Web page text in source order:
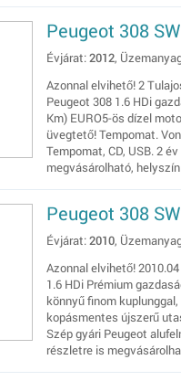
Peugeot 308
Évjárat:2012,
Azonnal elvihető! 2
Peugeot 308 1.6 HDi
Km) EURO5-ös dízel
üvegtető! Tempomat.
Tempomat, CD, USB. 2
megvásárolható,
Peugeot 308
Évjárat:2010,
Azonnal elvihető!
1.6 HDi Prémium
könnyű finom
kopásmentes újszerű
Szép gyári Peugeot
részletre is